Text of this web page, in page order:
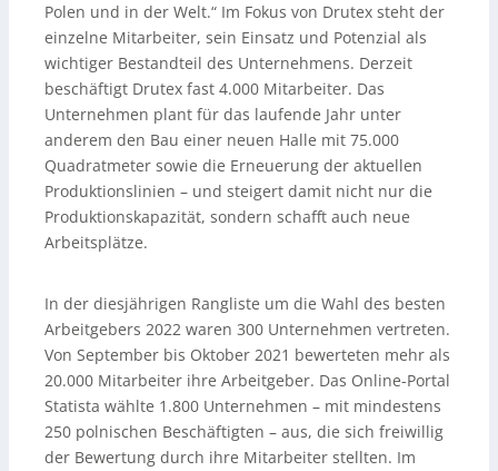
Polen und in der Welt.“ Im Fokus von Drutex steht der
einzelne Mitarbeiter, sein Einsatz und Potenzial als
wichtiger Bestandteil des Unternehmens. Derzeit
beschäftigt Drutex fast 4.000 Mitarbeiter. Das
Unternehmen plant für das laufende Jahr unter
anderem den Bau einer neuen Halle mit 75.000
Quadratmeter sowie die Erneuerung der aktuellen
Produktionslinien – und steigert damit nicht nur die
Produktionskapazität, sondern schafft auch neue
Arbeitsplätze.
In der diesjährigen Rangliste um die Wahl des besten
Arbeitgebers 2022 waren 300 Unternehmen vertreten.
Von September bis Oktober 2021 bewerteten mehr als
20.000 Mitarbeiter ihre Arbeitgeber. Das Online-Portal
Statista wählte 1.800 Unternehmen – mit mindestens
250 polnischen Beschäftigten – aus, die sich freiwillig
der Bewertung durch ihre Mitarbeiter stellten. Im